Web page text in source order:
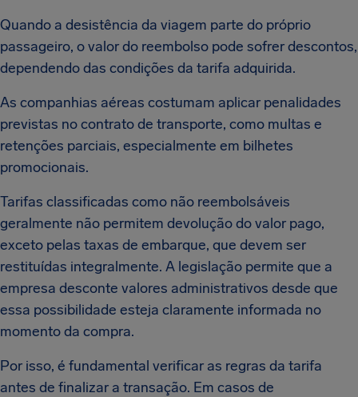
Quando a desistência da viagem parte do próprio
passageiro, o valor do reembolso pode sofrer descontos,
dependendo das condições da tarifa adquirida.
As companhias aéreas costumam aplicar penalidades
previstas no contrato de transporte, como multas e
retenções parciais, especialmente em bilhetes
promocionais.
Tarifas classificadas como não reembolsáveis
geralmente não permitem devolução do valor pago,
exceto pelas taxas de embarque, que devem ser
restituídas integralmente. A legislação permite que a
empresa desconte valores administrativos desde que
essa possibilidade esteja claramente informada no
momento da compra.
Por isso, é fundamental verificar as regras da tarifa
antes de finalizar a transação. Em casos de